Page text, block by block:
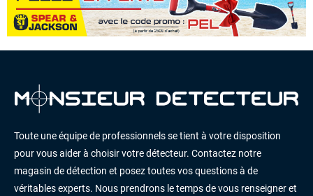
Toute une équipe de professionnels se tient à votre disposition
pour vous aider à choisir votre détecteur. Contactez notre
magasin de détection et posez toutes vos questions à de
véritables experts. Nous prendrons le temps de vous renseigner et